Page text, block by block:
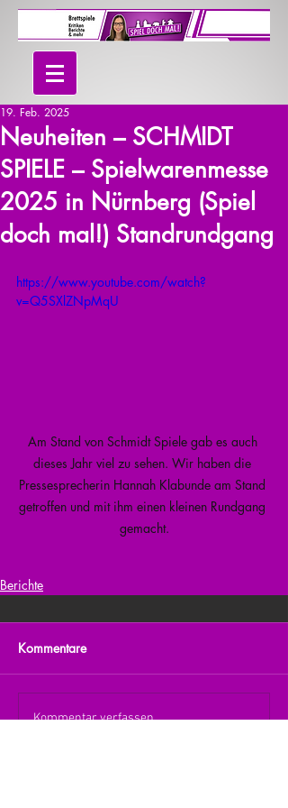
Neuheiten – SCHMIDT
SPIELE – Spielwarenmesse
2025 in Nürnberg (Spiel
doch mal!) Standrundgang
19. Feb. 2025
https://www.youtube.com/watch?
v=Q5SXlZNpMqU
Am Stand von Schmidt Spiele gab es auch
dieses Jahr viel zu sehen. Wir haben die
Pressesprecherin Hannah Klabunde am Stand
getroffen und mit ihm einen kleinen Rundgang
gemacht.
Berichte
Kommentare
Kommentar verfassen...